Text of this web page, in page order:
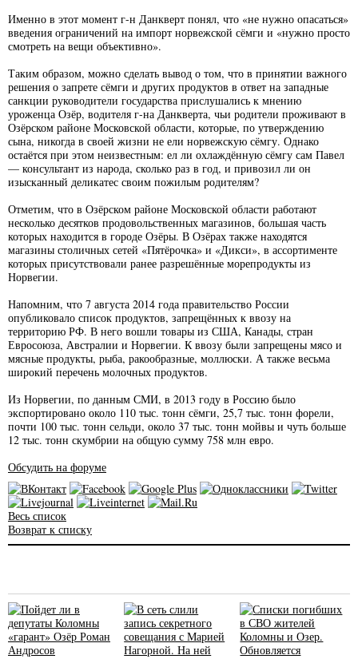
Именно в этот момент г-н Данкверт понял, что «не нужно опасаться»
введения ограничений на импорт норвежской сёмги и «нужно просто
смотреть на вещи объективно».
Таким образом, можно сделать вывод о том, что в принятии важного
решения о запрете сёмги и других продуктов в ответ на западные
санкции руководители государства прислушались к мнению
уроженца Озёр, водителя г-на Данкверта, чьи родители проживают в
Озёрском районе Московской области, которые, по утверждению
сына, никогда в своей жизни не ели норвежскую сёмгу. Однако
остаётся при этом неизвестным: ел ли охлаждённую сёмгу сам Павел
— консультант из народа, сколько раз в год, и привозил ли он
изысканный деликатес своим пожилым родителям?
Отметим, что в Озёрском районе Московской области работают
несколько десятков продовольственных магазинов, большая часть
которых находится в городе Озёры. В Озёрах также находятся
магазины столичных сетей «Пятёрочка» и «Дикси», в ассортименте
которых присутствовали ранее разрешённые морепродукты из
Норвегии.
Напомним, что 7 августа 2014 года правительство России
опубликовало список продуктов, запрещённых к ввозу на
территорию РФ. В него вошли товары из США, Канады, стран
Евросоюза, Австралии и Норвегии. К ввозу были запрещены мясо и
мясные продукты, рыба, ракообразные, моллюски. А также весьма
широкий перечень молочных продуктов.
Из Норвегии, по данным СМИ, в 2013 году в Россию было
экспортировано около 110 тыс. тонн сёмги, 25,7 тыс. тонн форели,
почти 100 тыс. тонн сельди, около 37 тыс. тонн мойвы и чуть больше
12 тыс. тонн скумбрии на общую сумму 758 млн евро.
Обсудить на форуме
Весь список
Возврат к списку